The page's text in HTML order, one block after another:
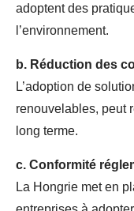
adoptent des
l’environnement.
b. Réduction des
L’adoption de
renouvelables, peut
long terme.
c. Conformité
La Hongrie met en